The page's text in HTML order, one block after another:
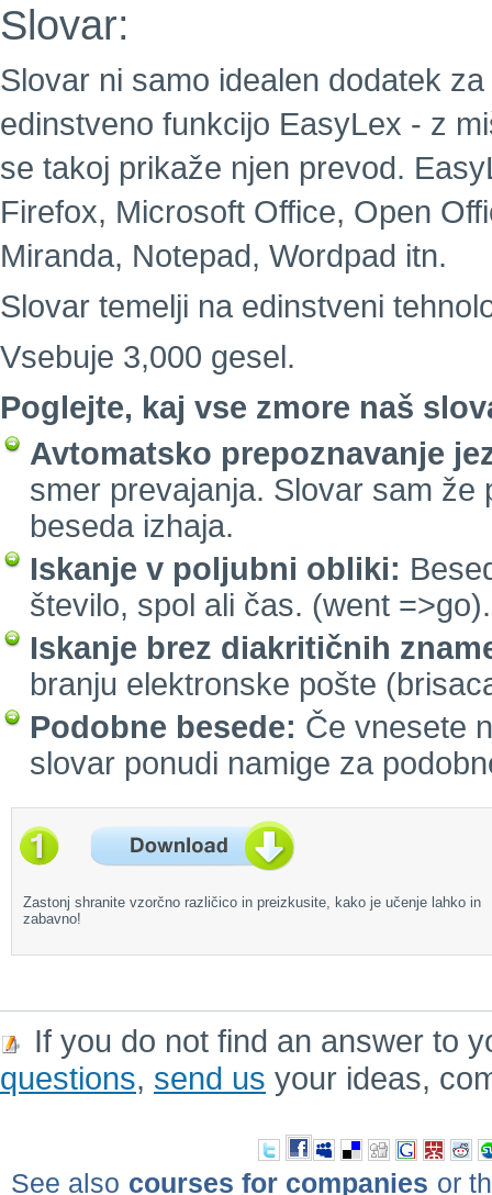
Slovar:
Slovar ni samo idealen dodatek
edinstveno funkcijo EasyLex - z
se takoj prikaže njen prevod.
Firefox, Microsoft Office, Open
Miranda, Notepad, Wordpad itn.
Slovar temelji na edinstveni
Vsebuje 3,000 gesel.
Poglejte, kaj vse zmore naš
Avtomatsko prepoznavanje
smer prevajanja. Slovar sam
beseda izhaja.
Iskanje v poljubni obliki:
število, spol ali čas. (went =>go).
Iskanje brez diakritičnih
branju elektronske pošte
Podobne besede: Če vnesete
slovar ponudi namige za
Zastonj shranite vzorčno različico in preizkusite, kako je učenje lahko in
zabavno!
If you do not find an answer to
questions, send us your ideas,
See also courses for companies or